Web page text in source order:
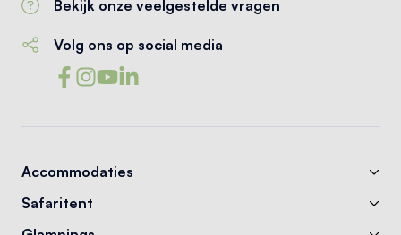
Bekijk onze veelgestelde vragen
Volg ons op social media
Accommodaties
Safaritent